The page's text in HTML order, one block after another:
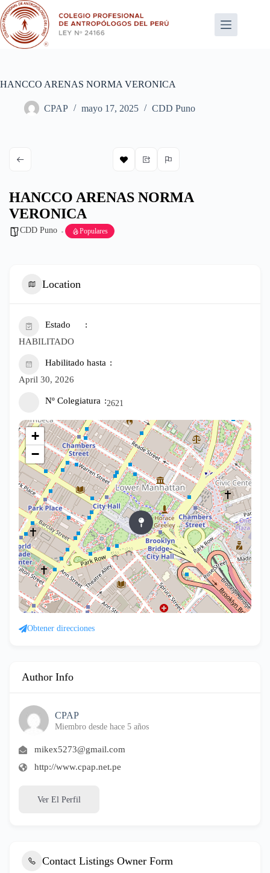
Saltar
al
contenido
HANCCO ARENAS NORMA VERONICA
CPAP mayo 17, 2025 CDD Puno
HANCCO ARENAS NORMA
VERONICA
CDD Puno Populares
Location
Estado
HABILITADO
Habilitado hasta
April 30, 2026
Nº Colegiatura 2621
+
−
Obtener direcciones
Author Info
CPAP
Miembro desde hace 5 años
mikex5273@gmail.com
http://www.cpap.net.pe
Ver El Perfil
Contact Listings Owner Form